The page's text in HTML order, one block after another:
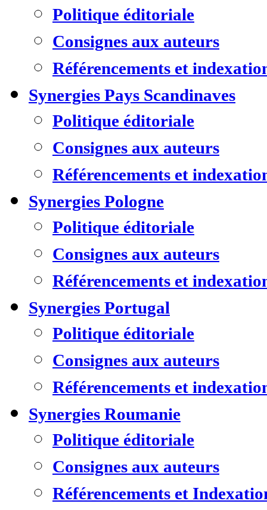
Politique éditoriale
Consignes aux auteurs
Référencements et
Synergies Pays Scandinaves
Politique éditoriale
Consignes aux auteurs
Référencements et
Synergies Pologne
Politique éditoriale
Consignes aux auteurs
Référencements et
Synergies Portugal
Politique éditoriale
Consignes aux auteurs
Référencements et
Synergies Roumanie
Politique éditoriale
Consignes aux auteurs
Référencements et